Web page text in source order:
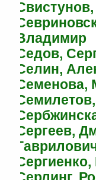
Владимир
Седов,
Селин,
Семенова,
Сергеев,